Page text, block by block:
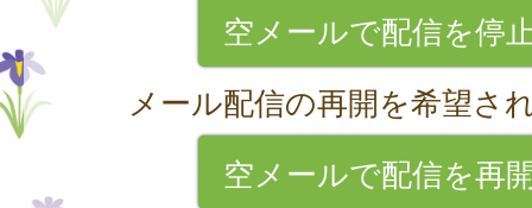
空メールで配信を停
メール配信の再開を希望さ
空メールで配信を再